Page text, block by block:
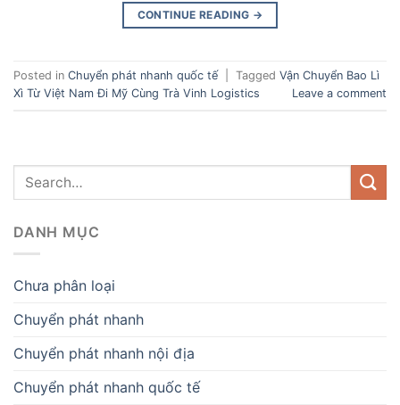
CONTINUE READING →
Posted in Chuyển phát nhanh quốc tế Tagged Vận Chuyển Bao Lì
Xì Từ Việt Nam Đi Mỹ Cùng Trà Vinh Logistics
Leave a comment
DANH MỤC
Chưa phân loại
Chuyển phát nhanh
Chuyển phát nhanh nội địa
Chuyển phát nhanh quốc tế